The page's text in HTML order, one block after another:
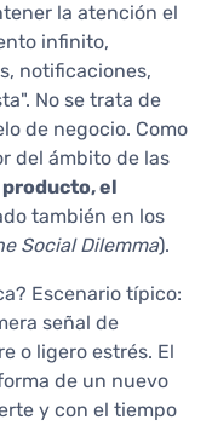
la atención el
infinito,
notificaciones,
No se trata de
de negocio. Como
del ámbito de las
producto, el
también en los
Social Dilemma).
Escenario típico:
señal de
o ligero estrés. El
de un nuevo
y con el tiempo